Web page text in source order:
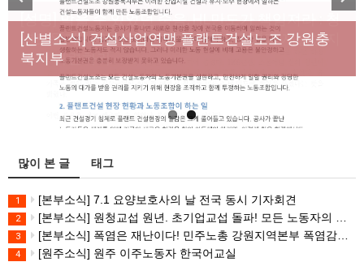
[성명] 막을 수 있었던 죽음, HL만도가 책임져라 : 청
년노동자 사망사고의 철저한 진상규명과 재발방지
대책 마련하라
[산별소식] 건설산업연맹 플랜트건설노조 강원충
북지부
Previous Next
많이 본 글 태그
1 [본부소식] 7.1 요양보호사의 날 전국 동시 기자회견
2 [본부소식] 원청교섭 원년. 초기업교섭 돌파! 모든 노동자의 노동기본권 쟁취! 민주노총 7.15 총파업대회
3 [본부소식] 폭염은 재난이다! 민주노총 강원지역본부 폭염감시단 선포 기자회견
4 [원주소식] 원주 이주노동자 한국어교실